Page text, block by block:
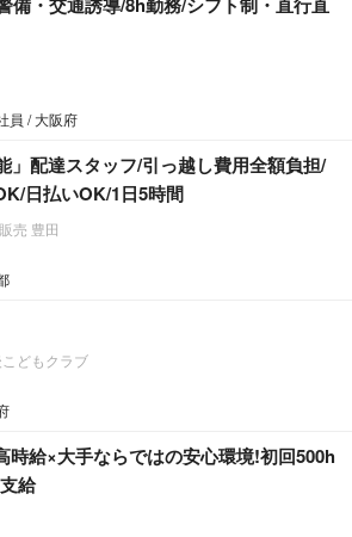
員 / 大阪府
」配達スタッフ/引っ越し費用全額負担/
日払いOK/1日5時間
売 豊田
どもクラブ
時給×大手ならではの安心環境!初回500h
給